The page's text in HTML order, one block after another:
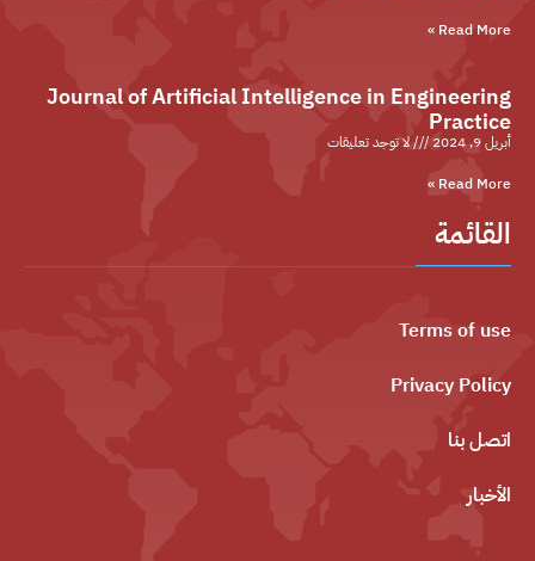
Read More »
Journal of Artificial Intelligence in Engineering
Practice
أبريل 9, 2024
لا توجد تعليقات
Read More »
القائمة
Terms of use
Privacy Policy
اتصل بنا
الأخبار